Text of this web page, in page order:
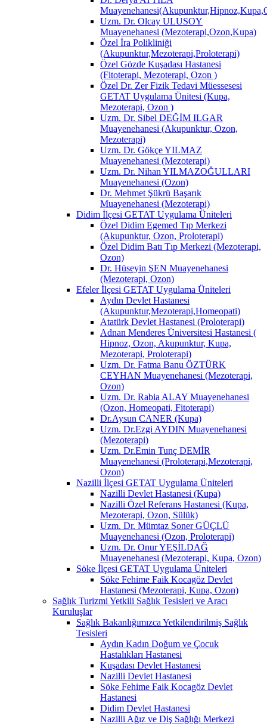
Uzm. Dr. Olcay ULUSOY
Muayenehanesi (Mezoterapi,Ozon,Kupa)
Özel İra Polikliniği
(Akupunktur,Mezoterapi,Proloterapi)
Özel Gözde Kuşadası Hastanesi
(Fitoterapi, Mezoterapi, Ozon )
Özel Dr. Zer Fizik Tedavi Müessesesi
GETAT Uygulama Ünitesi (Kupa,
Mezoterapi, Ozon )
Uzm. Dr. Sibel DEĞİM ILGAR
Muayenehanesi (Akupunktur, Ozon,
Mezoterapi)
Uzm. Dr. Gökçe YILMAZ
Muayenehanesi (Mezoterapi)
Uzm. Dr. Nihan YILMAZOĞULLARI
Muayenehanesi (Ozon)
Dr. Mehmet Şükrü Başarık
Muayenehanesi (Mezoterapi)
Didim İlçesi GETAT Uygulama Üniteleri
Özel Didim Egemed Tıp Merkezi
(Akupunktur, Ozon, Proloterapi)
Özel Didim Batı Tıp Merkezi (Mezoterapi,
Ozon)
Dr. Hüseyin ŞEN Muayenehanesi
(Mezoterapi, Ozon)
Efeler İlçesi GETAT Uygulama Üniteleri
Aydın Devlet Hastanesi
(Akupunktur,Mezoterapi,Homeopati)
Atatürk Devlet Hastanesi (Proloterapi)
Adnan Menderes Üniversitesi Hastanesi (
Hipnoz, Ozon, Akupunktur, Kupa,
Mezoterapi, Proloterapi)
Uzm. Dr. Fatma Banu ÖZTÜRK
CEYHAN Muayenehanesi (Mezoterapi,
Ozon)
Uzm. Dr. Rabia ALAY Muayenehanesi
(Ozon, Homeopati, Fitoterapi)
Dr.Aysun CANER (Kupa)
Uzm. Dr.Ezgi AYDIN Muayenehanesi
(Mezoterapi)
Uzm. Dr.Emin Tunç DEMİR
Muayenehanesi (Proloterapi,Mezoterapi,
Ozon)
Nazilli İlçesi GETAT Uygulama Üniteleri
Nazilli Devlet Hastanesi (Kupa)
Nazilli Özel Referans Hastanesi (Kupa,
Mezoterapi, Ozon, Sülük)
Uzm. Dr. Mümtaz Soner GÜÇLÜ
Muayenehanesi (Ozon, Proloterapi)
Uzm. Dr. Onur YEŞİLDAĞ
Muayenehanesi (Mezoterapi, Kupa, Ozon)
Söke İlçesi GETAT Uygulama Üniteleri
Söke Fehime Faik Kocagöz Devlet
Hastanesi (Mezoterapi, Kupa, Ozon)
Sağlık Turizmi Yetkili Sağlık Tesisleri ve Aracı
Kuruluşlar
Sağlık Bakanlığımızca Yetkilendirilmiş Sağlık
Tesisleri
Aydın Kadın Doğum ve Çocuk
Hastalıkları Hastanesi
Kuşadası Devlet Hastanesi
Nazilli Devlet Hastanesi
Söke Fehime Faik Kocagöz Devlet
Hastanesi
Didim Devlet Hastanesi
Nazilli Ağız ve Diş Sağlığı Merkezi